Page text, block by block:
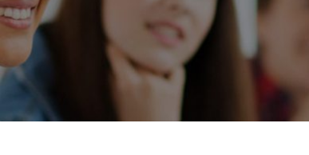
Premiados da OBM
Comissão Nacional de Olimpíadas
de Matemática da SBM
Coordenadores
Projeto Gráfico da OBM
Perguntas frequentes